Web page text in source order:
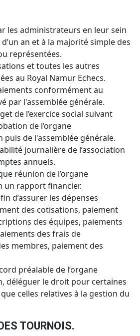
les administrateurs en leur sein
an et à la majorité simple des
représentées.
et toutes les autres
au Royal Namur Echecs.
conformément au
par l'assemblée générale.
de l’exercice social suivant
de l’organe
de l'assemblée générale.
journalière de l’association
annuels.
réunion de l’organe
un rapport financier.
d’assurer les dépenses
des cotisations, paiement
des équipes, paiements
des frais de
membres, paiement des
préalable de l’organe
déléguer le droit pour certaines
celles relatives à la gestion du
TOURNOIS.